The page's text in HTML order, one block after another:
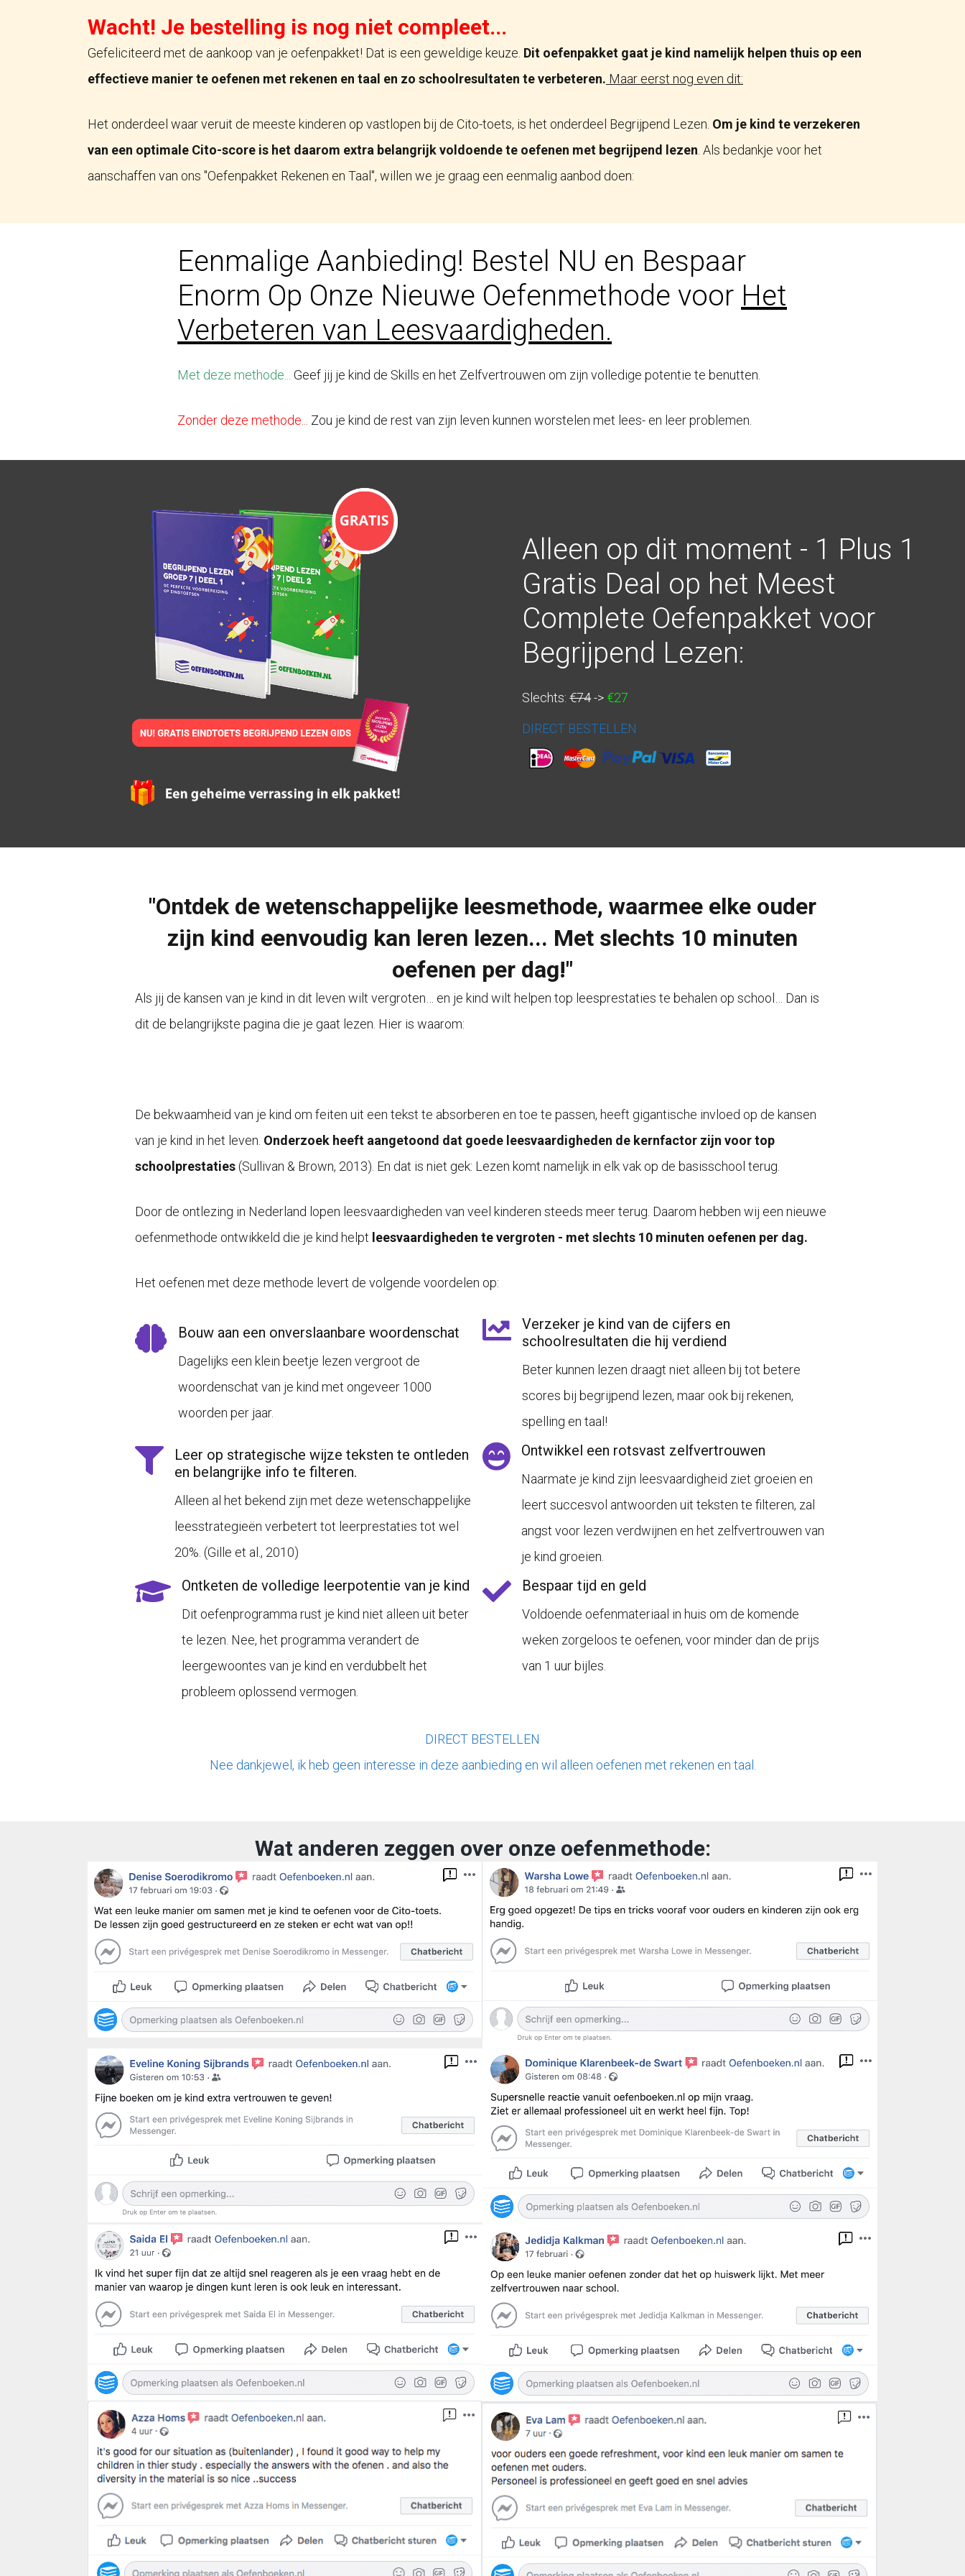
Wacht! Je bestelling is nog niet compleet...
Gefeliciteerd met de aankoop van je oefenpakket! Dat is een geweldige keuze. Dit oefenpakket gaat je kind namelijk helpen thuis op een
effectieve manier te oefenen met rekenen en taal en zo schoolresultaten te verbeteren. Maar eerst nog even dit:
Het onderdeel waar veruit de meeste kinderen op vastlopen bij de Cito-toets, is het onderdeel Begrijpend Lezen. Om je kind te verzekeren
van een optimale Cito-score is het daarom extra belangrijk voldoende te oefenen met begrijpend lezen . Als bedankje voor het
aanschaffen van ons "Oefenpakket Rekenen en Taal", willen we je graag een eenmalig aanbod doen:
Eenmalige Aanbieding! Bestel NU en Bespaar
Enorm Op Onze Nieuwe Oefenmethode voor Het
Verbeteren van Leesvaardigheden.
Met deze methode... Geef jij je kind de Skills en het Zelfvertrouwen om zijn volledige potentie te benutten.
Zonder deze methode... Zou je kind de rest van zijn leven kunnen worstelen met lees- en leer problemen.
Alleen op dit moment - 1 Plus 1
Gratis Deal op het Meest
Complete Oefenpakket voor
Begrijpend Lezen:
Slechts:€74-> €27
DIRECT BESTELLEN
"Ontdek de wetenschappelijke leesmethode, waarmee elke ouder
zijn kind eenvoudig kan leren lezen... Met slechts 10 minuten
oefenen per dag!"
Als jij de kansen van je kind in dit leven wilt vergroten… en je kind wilt helpen top leesprestaties te behalen op school… Dan is
dit de belangrijkste pagina die je gaat lezen. Hier is waarom:
De bekwaamheid van je kind om feiten uit een tekst te absorberen en toe te passen, heeft gigantische invloed op de kansen
van je kind in het leven. Onderzoek heeft aangetoond dat goede leesvaardigheden de kernfactor zijn voor top
schoolprestaties (Sullivan & Brown, 2013). En dat is niet gek: Lezen komt namelijk in elk vak op de basisschool terug.
Door de ontlezing in Nederland lopen leesvaardigheden van veel kinderen steeds meer terug. Daarom hebben wij een nieuwe
oefenmethode ontwikkeld die je kind helpt leesvaardigheden te vergroten - met slechts 10 minuten oefenen per dag.
Het oefenen met deze methode levert de volgende voordelen op:
Bouw aan een onverslaanbare woordenschat
Dagelijks een klein beetje lezen vergroot de
woordenschat van je kind met ongeveer 1000
woorden per jaar.
Verzeker je kind van de cijfers en
schoolresultaten die hij verdiend
Beter kunnen lezen draagt niet alleen bij tot betere
scores bij begrijpend lezen, maar ook bij rekenen,
spelling en taal!
Leer op strategische wijze teksten te ontleden
en belangrijke info te filteren.
Alleen al het bekend zijn met deze wetenschappelijke
leesstrategieën verbetert tot leerprestaties tot wel
20%. (Gille et al., 2010)
Ontwikkel een rotsvast zelfvertrouwen
Naarmate je kind zijn leesvaardigheid ziet groeien en
leert succesvol antwoorden uit teksten te filteren, zal
angst voor lezen verdwijnen en het zelfvertrouwen van
je kind groeien.
Ontketen de volledige leerpotentie van je kind
Dit oefenprogramma rust je kind niet alleen uit beter
te lezen. Nee, het programma verandert de
leergewoontes van je kind en verdubbelt het
probleem oplossend vermogen.
Bespaar tijd en geld
Voldoende oefenmateriaal in huis om de komende
weken zorgeloos te oefenen, voor minder dan de prijs
van 1 uur bijles.
DIRECT BESTELLEN
Nee dankjewel, ik heb geen interesse in deze aanbieding en wil alleen oefenen met rekenen en taal.
Wat anderen zeggen over onze oefenmethode: